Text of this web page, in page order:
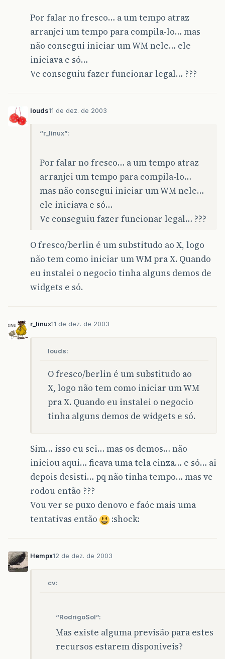
Por falar no fresco… a um tempo atraz
arranjei um tempo para compila-lo… mas
não consegui iniciar um WM nele… ele
iniciava e só…
Vc conseguiu fazer funcionar legal… ???
louds11 de dez. de 2003
“r_linux”:
Por falar no fresco… a um tempo atraz
arranjei um tempo para compila-lo…
mas não consegui iniciar um WM nele…
ele iniciava e só…
Vc conseguiu fazer funcionar legal… ???
O fresco/berlin é um substitudo ao X, logo
não tem como iniciar um WM pra X. Quando
eu instalei o negocio tinha alguns demos de
widgets e só.
r_linux11 de dez. de 2003
louds:
O fresco/berlin é um substitudo ao
X, logo não tem como iniciar um WM
pra X. Quando eu instalei o negocio
tinha alguns demos de widgets e só.
Sim… isso eu sei… mas os demos… não
iniciou aqui… ficava uma tela cinza… e só… ai
depois desisti… pq não tinha tempo… mas vc
rodou então ???
Vou ver se puxo denovo e faóc mais uma
tentativas então
:shock:
Hempx12 de dez. de 2003
cv:
“RodrigoSol”:
Mas existe alguma previsão para estes
recursos estarem disponiveis?